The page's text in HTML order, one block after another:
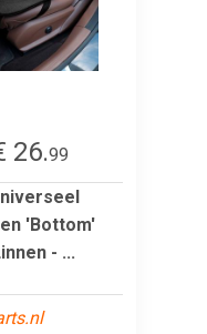
26.99
'Bottom'
- ...